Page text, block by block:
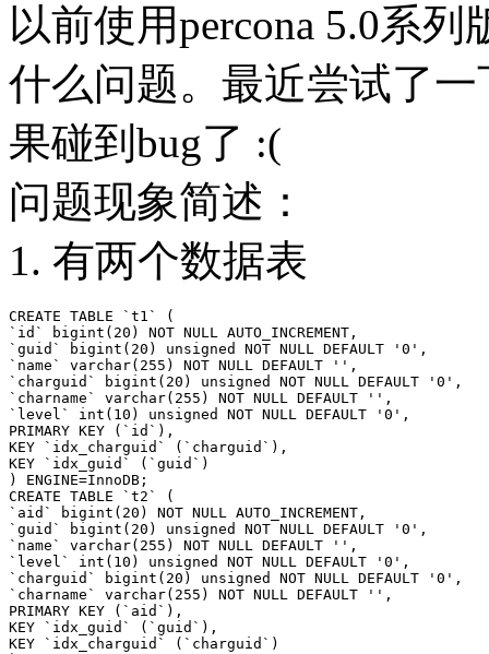
以前使用percona 5.0系
什么问题。最近尝试了一
果碰到bug了 :(
问题现象简述：
1. 有两个数据表
CREATE TABLE `t1` (
`id` bigint(20) NOT NULL AUTO_INCREMENT,
`guid` bigint(20) unsigned NOT NULL DEFAULT '0',
`name` varchar(255) NOT NULL DEFAULT '',
`charguid` bigint(20) unsigned NOT NULL DEFAULT '0',
`charname` varchar(255) NOT NULL DEFAULT '',
`level` int(10) unsigned NOT NULL DEFAULT '0',
PRIMARY KEY (`id`),
KEY `idx_charguid` (`charguid`),
KEY `idx_guid` (`guid`)
) ENGINE=InnoDB;
CREATE TABLE `t2` (
`aid` bigint(20) NOT NULL AUTO_INCREMENT,
`guid` bigint(20) unsigned NOT NULL DEFAULT '0',
`name` varchar(255) NOT NULL DEFAULT '',
`level` int(10) unsigned NOT NULL DEFAULT '0',
`charguid` bigint(20) unsigned NOT NULL DEFAULT '0',
`charname` varchar(255) NOT NULL DEFAULT '',
PRIMARY KEY (`aid`),
KEY `idx_guid` (`guid`),
KEY `idx_charguid` (`charguid`)